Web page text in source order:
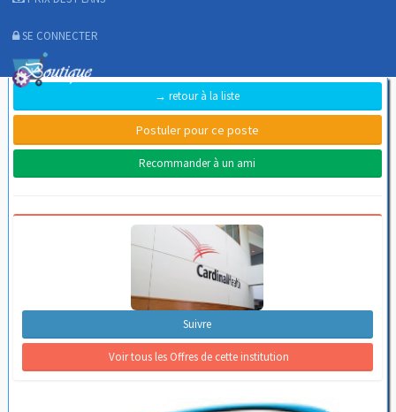
SE CONNECTER
→ retour à la liste
Recommander à un ami
Suivre
Voir tous les Offres de cette institution